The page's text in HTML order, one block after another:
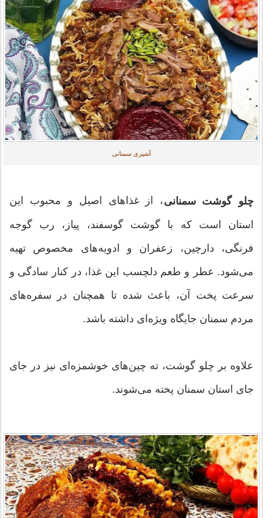
آشپزی سمنانی
چلو گوشت سمنانی، از غذاهای اصیل و محبوب این
استان است که با گوشت گوسفند، پیاز، رب گوجه
فرنگی، دارچین، زعفران و ادویه‌های مخصوص تهیه
می‌شود. عطر و طعم دلچسب این غذا، در کنار سادگی و
سرعت پخت آن، باعث شده تا همچنان در سفره‌های
مردم سمنان جایگاه ویژه‌ای داشته باشد.
علاوه بر چلو گوشت، ته چین‌های خوشمزه‌ای نیز در جای
جای استان سمنان پخته می‌شوند.